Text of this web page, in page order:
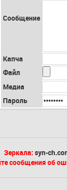
Сообщение
Капча
Файл
Медиа
Пароль
Зеркала: syn-
сообщения об